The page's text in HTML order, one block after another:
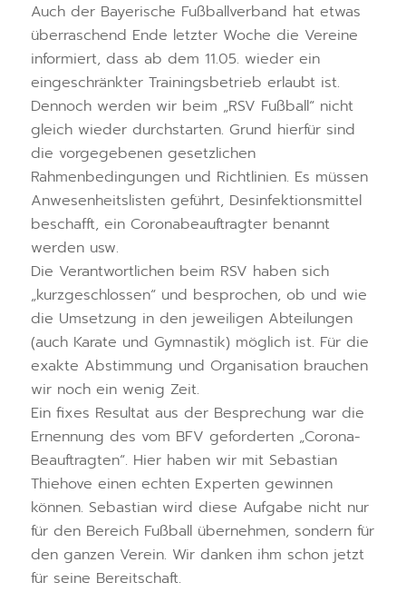
Auch der Bayerische Fußballverband hat etwas
überraschend Ende letzter Woche die Vereine
informiert, dass ab dem 11.05. wieder ein
eingeschränkter Trainingsbetrieb erlaubt ist.
Dennoch werden wir beim „RSV Fußball“ nicht
gleich wieder durchstarten. Grund hierfür sind
die vorgegebenen gesetzlichen
Rahmenbedingungen und Richtlinien. Es müssen
Anwesenheitslisten geführt, Desinfektionsmittel
beschafft, ein Coronabeauftragter benannt
werden usw.
Die Verantwortlichen beim RSV haben sich
„kurzgeschlossen“ und besprochen, ob und wie
die Umsetzung in den jeweiligen Abteilungen
(auch Karate und Gymnastik) möglich ist. Für die
exakte Abstimmung und Organisation brauchen
wir noch ein wenig Zeit.
Ein fixes Resultat aus der Besprechung war die
Ernennung des vom BFV geforderten „Corona-
Beauftragten“. Hier haben wir mit Sebastian
Thiehove einen echten Experten gewinnen
können. Sebastian wird diese Aufgabe nicht nur
für den Bereich Fußball übernehmen, sondern für
den ganzen Verein. Wir danken ihm schon jetzt
für seine Bereitschaft.